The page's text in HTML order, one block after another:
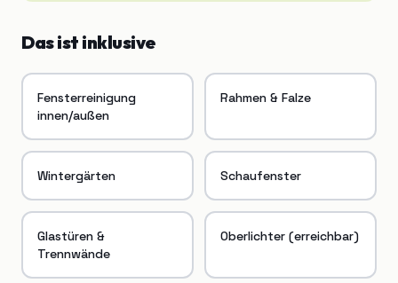
Das ist inklusive
Fensterreinigung
innen/außen
Rahmen & Falze
Wintergärten Schaufenster
Glastüren &
Trennwände
Oberlichter (erreichbar)